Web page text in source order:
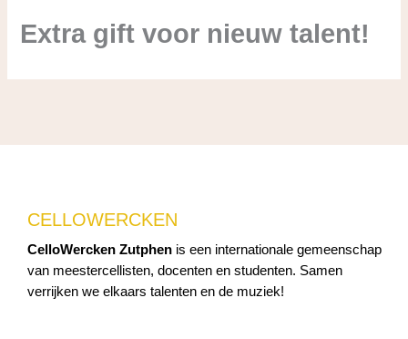
Extra gift voor nieuw talent!
CELLOWERCKEN
CelloWercken Zutphen is een internationale gemeenschap
van meestercellisten, docenten en studenten. Samen
verrijken we elkaars talenten en de muziek!